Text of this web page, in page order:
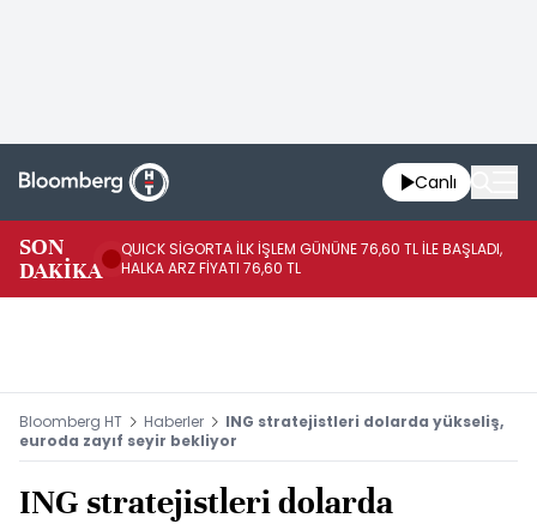
Canlı
SON
DAKİKA
QUICK SİGORTA İLK İŞLEM GÜNÜNE 76,60 TL İLE BAŞLADI,
HALKA ARZ FİYATI 76,60 TL
Bloomberg HT Haberler
ING stratejistleri dolarda yükseliş,
euroda zayıf seyir bekliyor
ING stratejistleri dolarda